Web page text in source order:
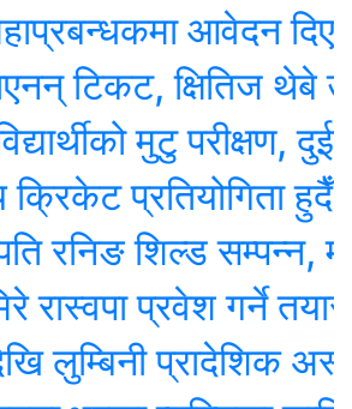
आवेदन दिएका १०
क्षितिज थेबे
मुटु परीक्षण,
प्रतियोगिता हुदैँ
शिल्ड सम्पन्न,
प्रवेश गर्ने
प्रादेशिक